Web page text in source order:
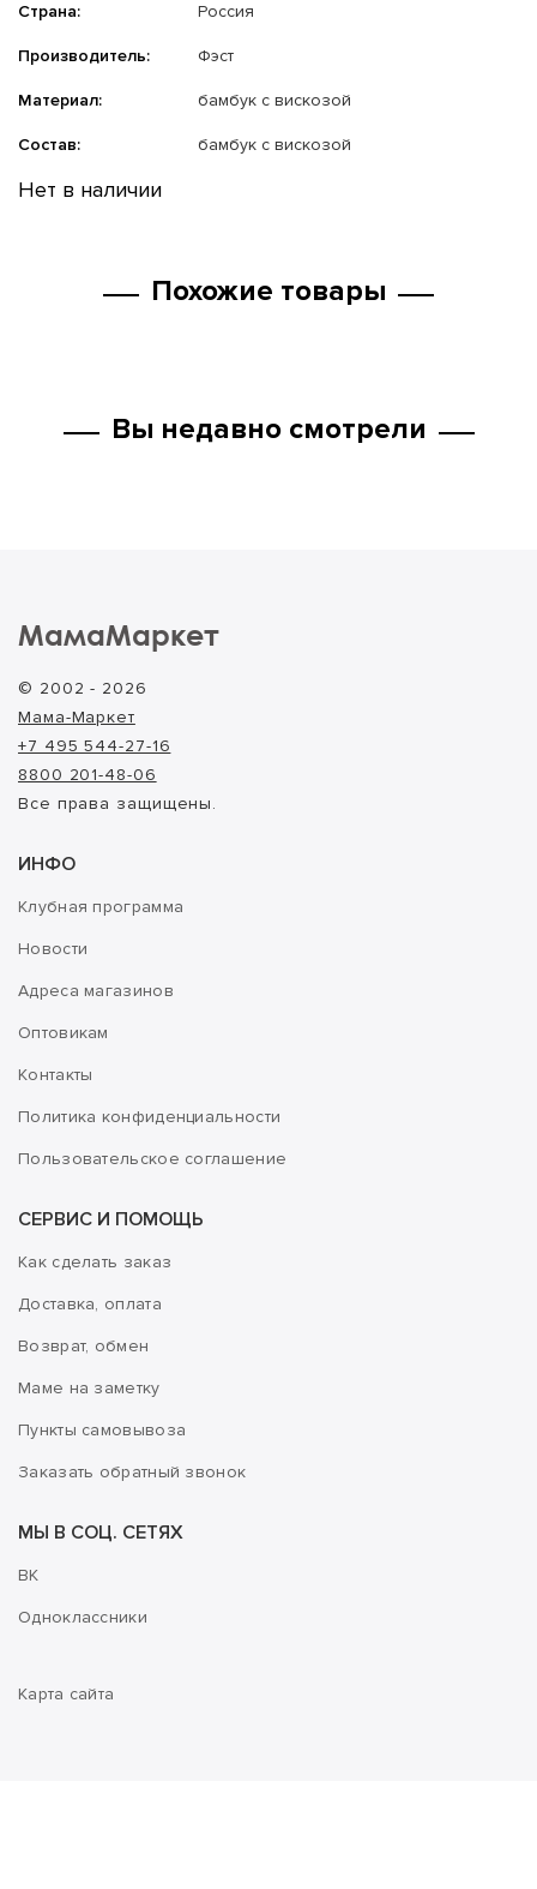
Страна: Россия
Производитель: Фэст
Материал: бамбук с вискозой
Состав: бамбук с вискозой
Нет в наличии
Похожие товары
Вы недавно смотрели
МамаМаркет
© 2002 - 2026
Мама-Маркет
+7 495 544-27-16
8800 201-48-06
Все права защищены.
ИНФО
Клубная программа
Новости
Адреса магазинов
Оптовикам
Контакты
Политика конфиденциальности
Пользовательское соглашение
СЕРВИС И ПОМОЩЬ
Как сделать заказ
Доставка, оплата
Возврат, обмен
Маме на заметку
Пункты самовывоза
Заказать обратный звонок
МЫ В СОЦ. СЕТЯХ
ВК
Одноклассники
Карта сайта